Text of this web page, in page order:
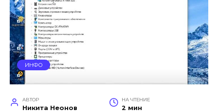
ИНФО
АВТОР
Никита Неонов
НА ЧТЕНИЕ
2 мин